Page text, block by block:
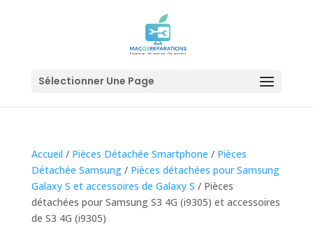
Sélectionner Une Page
Accueil / Pièces Détachée Smartphone / Pièces
Détachée Samsung/ Pièces détachées pour Samsung
Galaxy S et accessoires de Galaxy S / Pièces
détachées pour Samsung S3 4G (i9305) et accessoires
de S3 4G (i9305)